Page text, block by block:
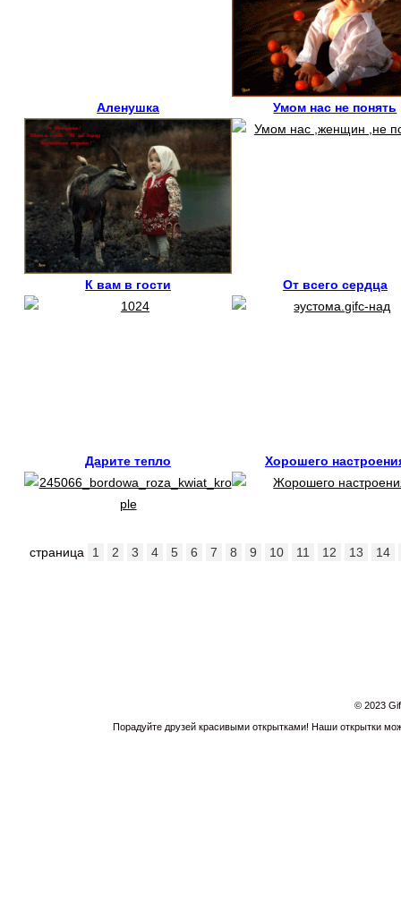
Аленушка Умом нас не понять
К вам в гости От всего сердца
Дарите тепло Хорошего
страница 1 2 3 4 5 6 7 8 9 10 11 12 13 14
© 2023
Порадуйте друзей красивыми открытками! Наши открытки